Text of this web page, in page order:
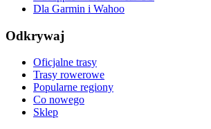
Dla Garmin i Wahoo
Odkrywaj
Oficjalne trasy
Trasy rowerowe
Popularne regiony
Co nowego
Sklep